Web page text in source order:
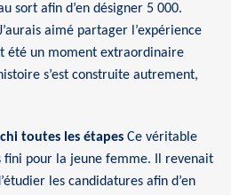
sort afin d’en désigner 5 000.
aimé partager l’expérience
été un moment extraordinaire
s’est construite autrement,
toutes les étapes Ce véritable
fini pour la jeune femme. Il revenait
les candidatures afin d’en